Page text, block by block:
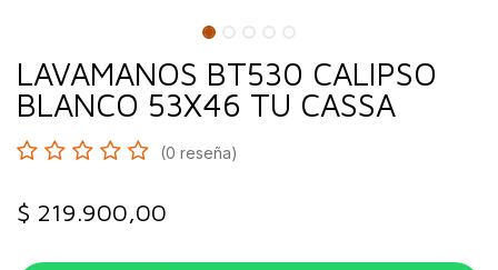
LAVAMANOS BT530 CALIPSO
BLANCO 53X46 TU CASSA
(0 reseña)
$ 219.900,00